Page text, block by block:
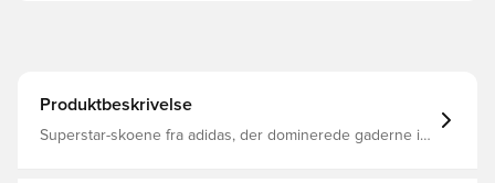
Produktbeskrivelse
Superstar-skoene fra adidas, der dominerede gaderne i